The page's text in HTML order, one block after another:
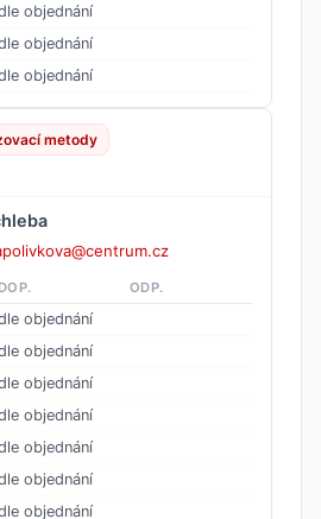
objednání
objednání
objednání
metody
DOP. ODP.
objednání
objednání
objednání
objednání
objednání
objednání
objednání